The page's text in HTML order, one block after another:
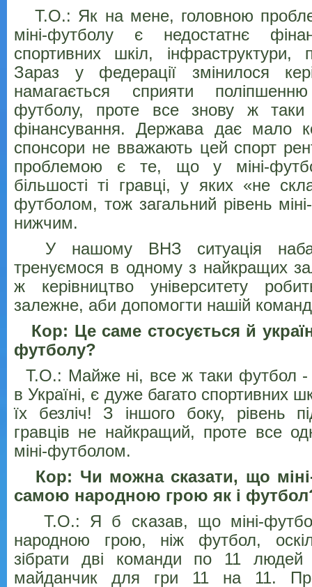
Т.О.: Як на мене, головною
міні-футболу є недостатнє
спортивних шкіл, інфраструктури,
Зараз у федерації змінилося
намагається сприяти
футболу, проте все знову ж таки
фінансування. Держава дає мало
спонсори не вважають цей спорт
проблемою є те, що у міні-
більшості ті гравці, у яких «не
футболом, тож загальний рівень
нижчим.
У нашому ВНЗ ситуація
тренуємося в одному з найкращих
ж керівництво університету
залежне, аби допомогти нашій
Кор: Це саме стосується й
футболу?
Т.О.: Майже ні, все ж таки футбол -
в Україні, є дуже багато спортивних
їх безліч! З іншого боку, рівень
гравців не найкращий, проте все
міні-футболом.
Кор: Чи можна сказати, що
самою народною грою як і
Т.О.: Я б сказав, що міні-
народною грою, ніж футбол,
зібрати дві команди по 11
майданчик для гри 11 на 11.